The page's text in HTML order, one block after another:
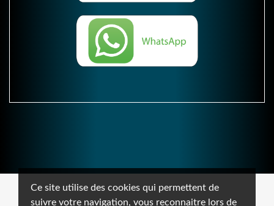
Ce site utilise des cookies qui permettent de
suivre votre navigation, vous reconnaitre lors de